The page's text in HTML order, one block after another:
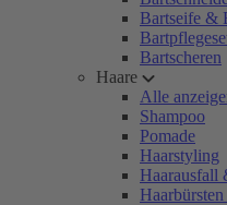
Bartseife &
Bartscheren
Haare
Alle
Shampoo
Pomade
Haarstyling
Haarausfall